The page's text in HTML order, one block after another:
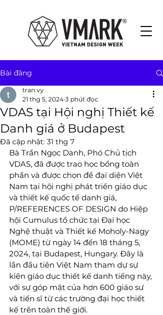
Bài đăng
VDAS tại Hội nghị Thiết kế
Danh giá ở Budapest
tran vy
21 thg 5, 2024 3 phút đọc
Đã cập nhật: 31 thg 7
Bà Trần Ngọc Danh, Phó Chủ tịch
VDAS, đã được trao học bổng toàn
phần và được chọn để đại diện Việt
Nam tại hội nghị phát triển giáo dục
và thiết kế quốc tế danh giá,
P/REFERENCES OF DESIGN do Hiệp
hội Cumulus tổ chức tại Đại học
Nghệ thuật và Thiết kế Moholy-Nagy
(MOME) từ ngày 14 đến 18 tháng 5,
2024, tại Budapest, Hungary. Đây là
lần đầu tiên Việt Nam tham dự sự
kiện giáo dục thiết kế danh tiếng này,
với sự góp mặt của hơn 600 giáo sư
và tiến sĩ từ các trường đại học thiết
kế trên toàn thế giới.